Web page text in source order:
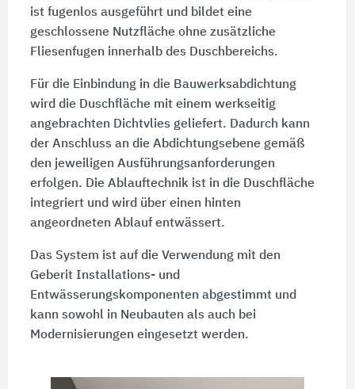
ist fugenlos ausgeführt und bildet eine
geschlossene Nutzfläche ohne zusätzliche
Fliesenfugen innerhalb des Duschbereichs.
Für die Einbindung in die Bauwerksabdichtung
wird die Duschfläche mit einem werkseitig
angebrachten Dichtvlies geliefert. Dadurch kann
der Anschluss an die Abdichtungsebene gemäß
den jeweiligen Ausführungsanforderungen
erfolgen. Die Ablauftechnik ist in die Duschfläche
integriert und wird über einen hinten
angeordneten Ablauf entwässert.
Das System ist auf die Verwendung mit den
Geberit Installations- und
Entwässerungskomponenten abgestimmt und
kann sowohl in Neubauten als auch bei
Modernisierungen eingesetzt werden.